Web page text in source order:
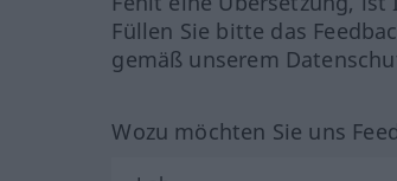
Füllen Sie bitte das
gemäß unserem
Wozu möchten Sie uns